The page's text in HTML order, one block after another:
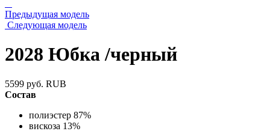
Предыдущая модель
Следующая модель
2028 Юбка /черный
5599 руб. RUB
Состав
полиэстер 87%
вискоза 13%